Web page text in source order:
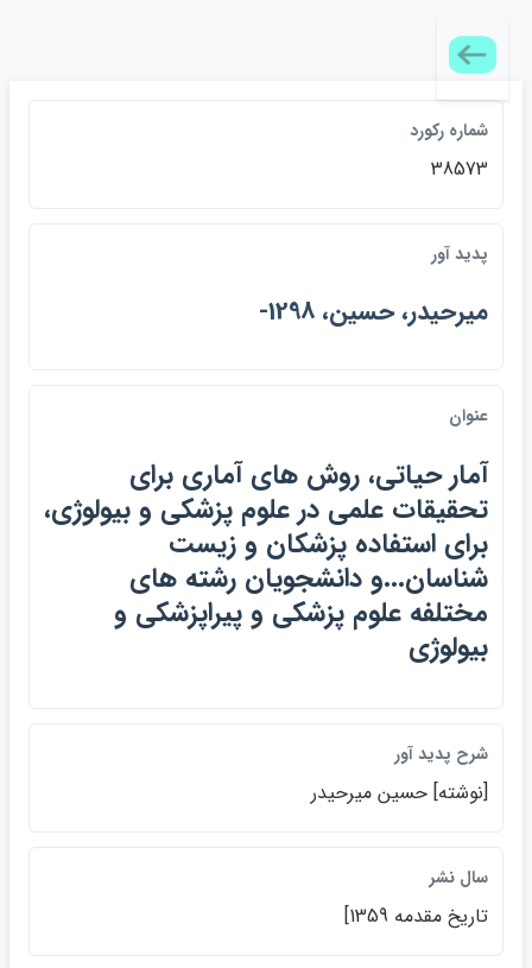
شماره ركورد
38573
پديد آور
ميرحيدر، حسين، 1298-
عنوان
آمار حياتي، روش هاي آماري براي
تحقيقات علمي در علوم پزشكي و بيولوژي،
براي استفاده پزشكان و زيست
شناسان...و دانشجويان رشته هاي
مختلفه علوم پزشكي و پيراپزشكي و
بيولوژي
شرح پديد آور
[نوشته] حسين ميرحيدر
سال نشر
تاريخ مقدمه 1359]